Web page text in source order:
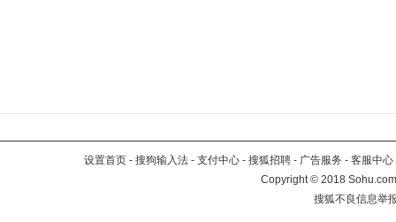
设置首页 - 搜狗输入法 - 支付中心 - 搜狐招聘 - 广告服务 - 客服中心
Copyright©2018
搜狐不良信息举